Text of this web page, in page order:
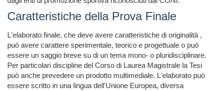
Caratteristiche della Prova Finale
L'elaborato finale, che deve avere caratteristiche di originalità ,
può avere carattere sperimentale, teorico e progettuale o può
essere un saggio breve su di un tema mono- o pluridisciplinare.
Per particolari discipline del Corso di Laurea Magistrale la Tesi
può anche prevedere un prodotto multimediale. L'elaborato può
essere scritto in una lingua dell'Unione Europea, diversa